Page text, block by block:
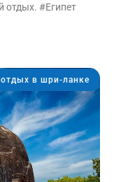
отдых. #Египет
отдых в шри-ланке